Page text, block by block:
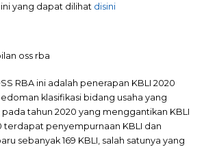
yang dapat dilihat disini
oss rba
RBA ini adalah penerapan KBLI 2020
klasifikasi bidang usaha yang
tahun 2020 yang menggantikan KBLI
terdapat penyempurnaan KBLI dan
sebanyak 169 KBLI, salah satunya yang